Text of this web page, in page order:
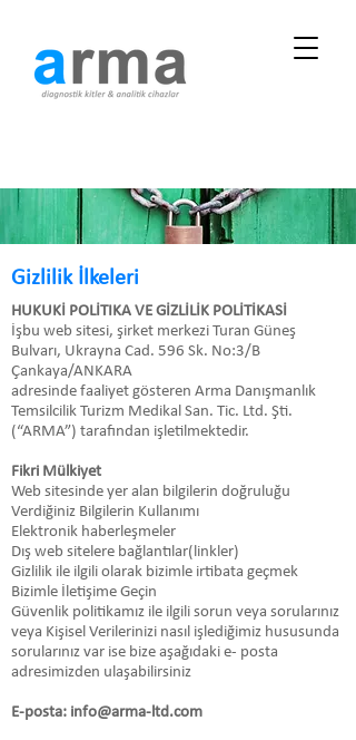
Gizlilik İlkeleri
HUKUKİ POLİTIKA VE GİZLİLİK POLİTİKASİ
İşbu web sitesi, şirket merkezi Turan Güneş
Bulvarı, Ukrayna Cad. 596 Sk. No:3/B
Çankaya/ANKARA
adresinde faaliyet gösteren Arma Danışmanlık
Temsilcilik Turizm Medikal San. Tic. Ltd. Şti.
(“ARMA”) tarafından işletilmektedir.
Fikri Mülkiyet
Web sitesinde yer alan bilgilerin doğruluğu
Verdiğiniz Bilgilerin Kullanımı
Elektronik haberleşmeler
Dış web sitelere bağlantılar(linkler)
Gizlilik ile ilgili olarak bizimle irtibata geçmek
Bizimle İletişime Geçin
Güvenlik politikamız ile ilgili sorun veya sorularınız
veya Kişisel Verilerinizi nasıl işlediğimiz hususunda
sorularınız var ise bize aşağıdaki e- posta
adresimizden ulaşabilirsiniz
E-posta: info@arma-ltd.com